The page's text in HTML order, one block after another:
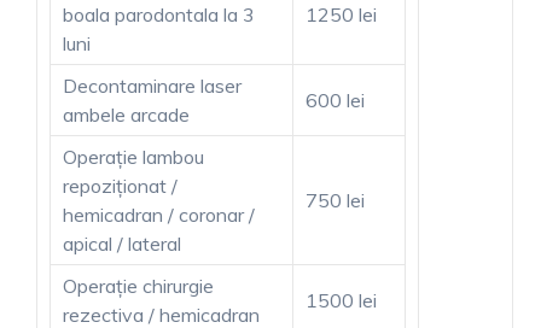
boala parodontala la 3
luni
1250 lei
Decontaminare laser
ambele arcade
600 lei
Operație lambou
repoziționat /
hemicadran / coronar /
apical / lateral
750 lei
Operație chirurgie
rezectiva / hemicadran
1500 lei